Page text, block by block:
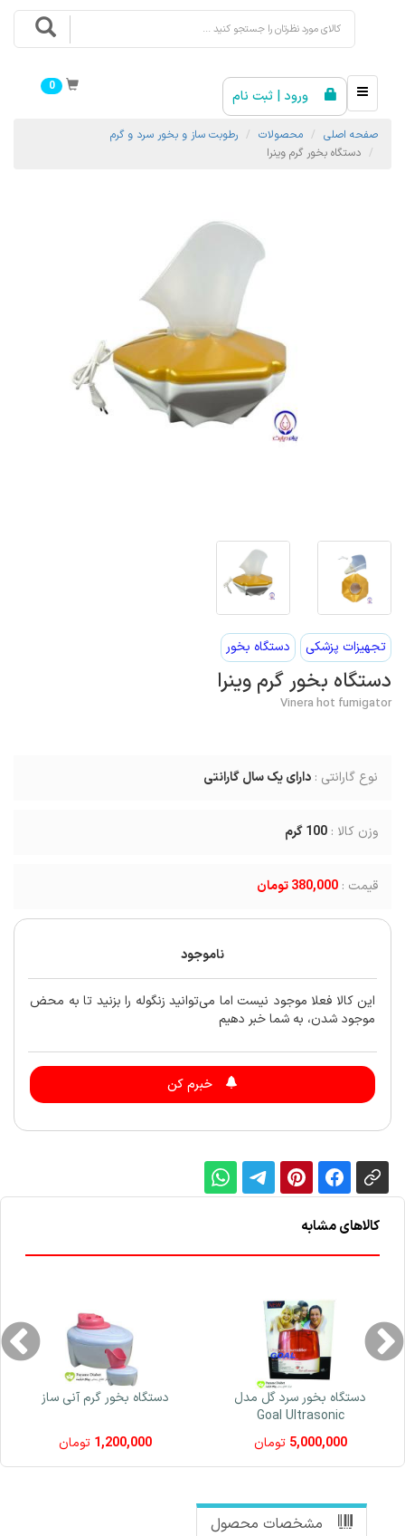
0
ورود | ثبت نام
صفحه اصلی محصولات
رطوبت ساز و بخور سرد و گرم
دستگاه بخور گرم وینرا
تجهیزات پزشکی دستگاه بخور
دستگاه بخور گرم وینرا
Vinera hot fumigator
نوع گارانتی : دارای یک سال گارانتی
وزن کالا : 100گرم
قیمت : 380,000 تومان
ناموجود
این کالا فعلا موجود نیست اما می‌توانید زنگوله را بزنید تا به محض
موجود شدن، به شما خبر دهیم
خبرم کن
کالاهای مشابه
دستگاه بخور سرد گل مدل
Goal Ultrasonic
5,000,000 تومان
دستگاه بخور گرم آنی ساز
1,200,000 تومان
مشخصات محصول